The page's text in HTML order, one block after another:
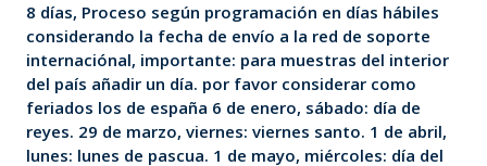
8 días, Proceso según programación en días hábiles
considerando la fecha de envío a la red de soporte
internaciónal, importante: para muestras del interior
del país añadir un día. por favor considerar como
feriados los de españa 6 de enero, sábado: día de
reyes. 29 de marzo, viernes: viernes santo. 1 de abril,
lunes: lunes de pascua. 1 de mayo, miércoles: día del